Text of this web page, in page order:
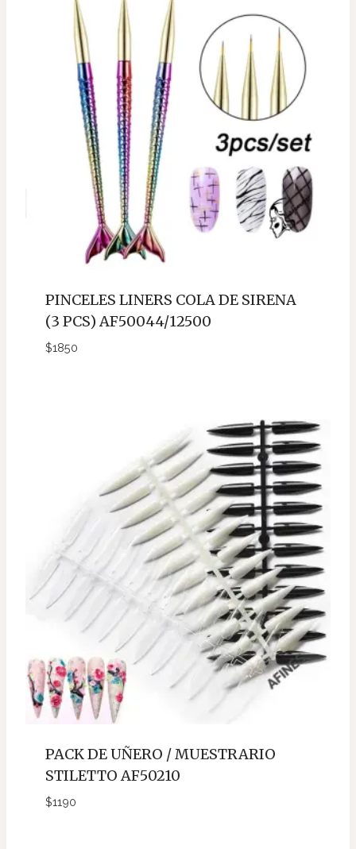
PINCELES LINERS COLA DE SIRENA
(3 PCS) AF50044/12500
$1850
PACK DE UÑERO / MUESTRARIO
STILETTO AF50210
$1190